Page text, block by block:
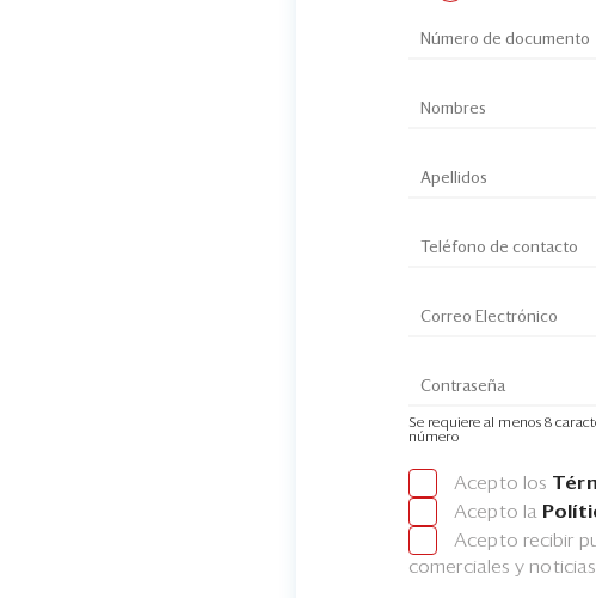
Se requiere al menos 8
número
Acepto los
Acepto la
Acepto recibir
comerciales y